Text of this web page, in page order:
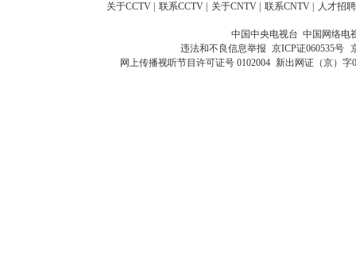
关于CCTV 联系CCTV 关于CNTV 联系CNTV 人才招聘
中国中央电视台 中国网络电
违法和不良信息举报 京ICP证060535号
网上传播视听节目许可证号 0102004 新出网证（京）